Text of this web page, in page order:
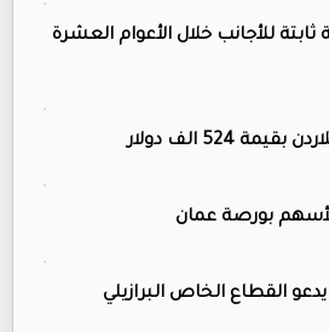
ملكية ثابتة للأجانب خلال الأعوام العشرة
524 الف دولار
لأسهم بورصة عمان
القطاع الخاص البرازيلي